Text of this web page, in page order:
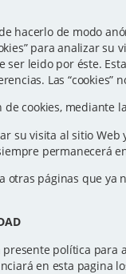
hacerlo de modo
para analizar
leido por éste.
Las
cookies,
su visita al sitio
permanecerá
otras páginas que ya
política para
en esta pagina